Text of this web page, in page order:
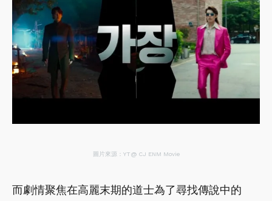
圖片來源：YT@ CJ ENM Movie
而劇情聚焦在高麗末期的道士為了尋找傳說中的